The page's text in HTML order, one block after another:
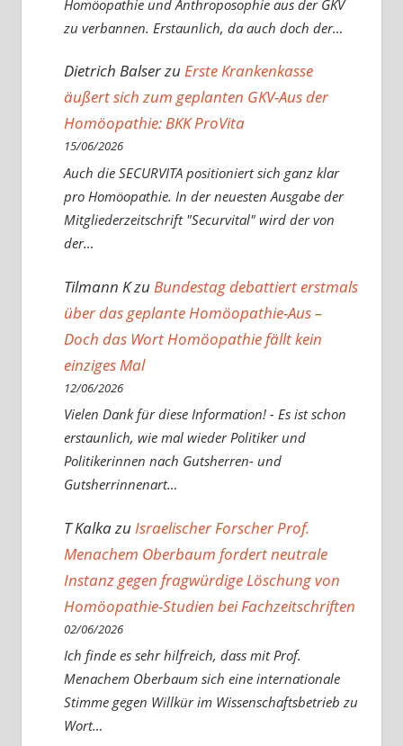
Homöopathie und Anthroposophie aus der GKV
zu verbannen. Erstaunlich, da auch doch der…
Dietrich BalserzuErste Krankenkasse
äußert sich zum geplanten GKV-Aus der
Homöopathie: BKK ProVita
15/06/2026
Auch die SECURVITA positioniert sich ganz klar
pro Homöopathie. In der neuesten Ausgabe der
Mitgliederzeitschrift "Securvital" wird der von
der…
Tilmann KzuBundestag debattiert erstmals
über das geplante Homöopathie-Aus –
Doch das Wort Homöopathie fällt kein
einziges Mal
12/06/2026
Vielen Dank für diese Information! - Es ist schon
erstaunlich, wie mal wieder Politiker und
Politikerinnen nach Gutsherren- und
Gutsherrinnenart…
T KalkazuIsraelischer Forscher Prof.
Menachem Oberbaum fordert neutrale
Instanz gegen fragwürdige Löschung von
Homöopathie-Studien bei Fachzeitschriften
02/06/2026
Ich finde es sehr hilfreich, dass mit Prof.
Menachem Oberbaum sich eine internationale
Stimme gegen Willkür im Wissenschaftsbetrieb zu
Wort…